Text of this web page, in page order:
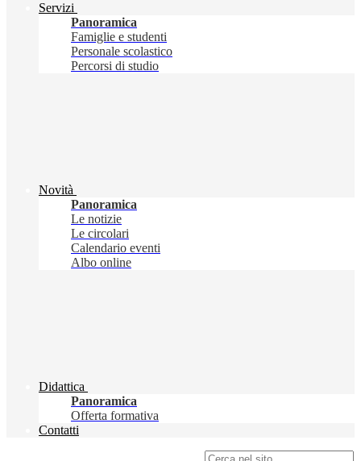
Servizi
Panoramica
Famiglie e studenti
Personale scolastico
Percorsi di studio
Novità
Panoramica
Le notizie
Le circolari
Calendario eventi
Albo online
Didattica
Panoramica
Offerta formativa
Contatti